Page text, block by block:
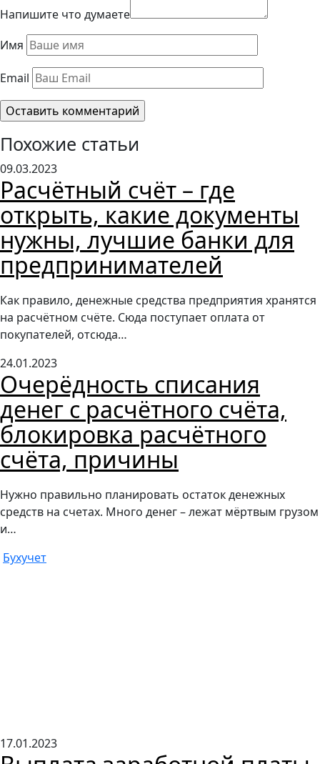
Напишите что думаете
Имя
Email
Похожие статьи
09.03.2023
Расчётный счёт – где
открыть, какие документы
нужны, лучшие банки для
предпринимателей
Как правило, денежные средства предприятия хранятся
на расчётном счёте. Сюда поступает оплата от
покупателей, отсюда…
24.01.2023
Очерёдность списания
денег с расчётного счёта,
блокировка расчётного
счёта, причины
Нужно правильно планировать остаток денежных
средств на счетах. Много денег – лежат мёртвым грузом
и…
Бухучет
17.01.2023